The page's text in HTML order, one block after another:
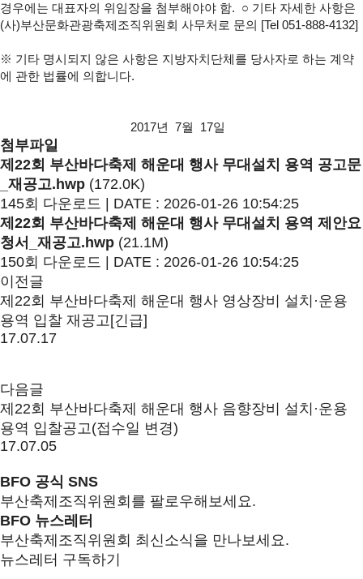
경우에는 대표자의 위임장을 첨부해야야 함. ○ 기타 자세한 사항은
(사)부산문화관광축제조직위원회 사무처로 문의
[Tel 051-888-4132]
※ 기타 명시되지 않은 사항은 지방자치단체를 당사자로 하는 계약
에 관한 법률에 의합니다.
2017년 7월 17일
첨부파일
제22회 부산바다축제 해운대 행사 무대설치 용역 공고문
_재공고.hwp (172.0K)
145회 다운로드 | DATE : 2026-01-26 10:54:25
제22회 부산바다축제 해운대 행사 무대설치 용역 제안요
청서_재공고.hwp (21.1M)
150회 다운로드 | DATE : 2026-01-26 10:54:25
이전글
제22회 부산바다축제 해운대 행사 영상장비 설치·운용
용역 입찰 재공고[긴급]
17.07.17
다음글
제22회 부산바다축제 해운대 행사 음향장비 설치·운용
용역 입찰공고(접수일 변경)
17.07.05
BFO 공식 SNS
부산축제조직위원회를 팔로우해보세요.
BFO 뉴스레터
부산축제조직위원회 최신소식을 만나보세요.
뉴스레터 구독하기